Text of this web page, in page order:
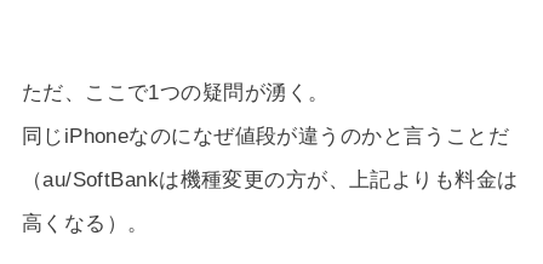
ただ、ここで1つの疑問が湧く。
同じiPhoneなのになぜ値段が違うのかと言うことだ
（au/SoftBankは機種変更の方が、上記よりも料金は
高くなる）。